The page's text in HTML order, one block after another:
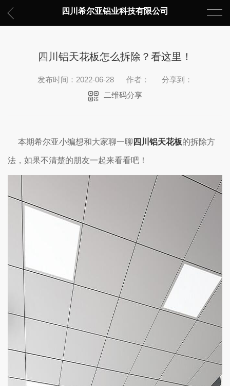
四川希尔亚铝业科技有限公司
四川铝天花板怎么拆除？看这里！
发布时间：2022-06-28 作者：
分享到：
二维码分享
本期希尔亚小编想和大家聊一聊 四川铝天花板的拆除方
法，如果不清楚的朋友一起来看看吧！